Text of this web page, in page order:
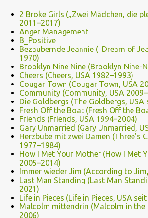
2 Broke Girls („Zwei Mädchen, die
2011–2017)
Anger Management
B_Positive
Bezaubernde Jeannie (I Dream of
1970)
Brooklyn Nine Nine (Brooklyn Nine-
Cheers (Cheers, USA 1982–1993)
Cougar Town (Cougar Town, USA
Community (Community, USA
Die Goldbergs (The Goldbergs, USA
Fresh Off the Boat (Fresh Off the
Friends (Friends, USA 1994–2004)
Gary Unmarried (Gary Unmarried,
Herzbube mit zwei Damen (Three’s
1977–1984)
How I Met Your Mother (How I Met
2005–2014)
Immer wieder Jim (According to
Last Man Standing (Last Man
2021)
Life in Pieces (Life in Pieces, USA
Malcolm mittendrin (Malcolm in the
2006)